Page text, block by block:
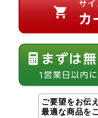
ご要望をお伝
最適な商品を